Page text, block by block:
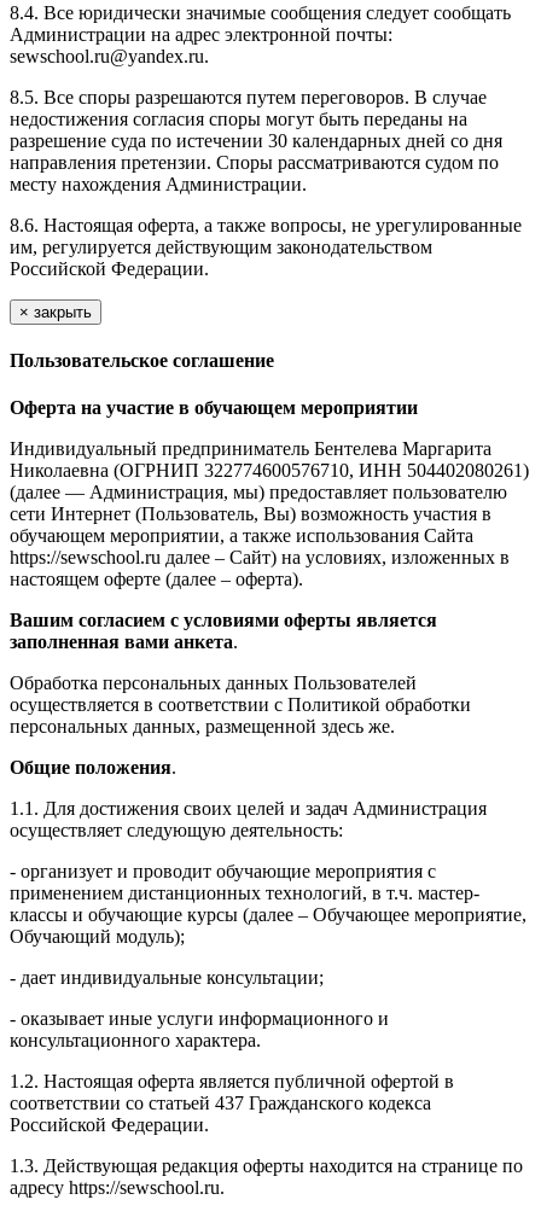
8.4. Все юридически значимые сообщения следует сообщать
Администрации на адрес электронной почты:
sewschool.ru@yandex.ru.
8.5. Все споры разрешаются путем переговоров. В случае
недостижения согласия споры могут быть переданы на
разрешение суда по истечении 30 календарных дней со дня
направления претензии. Споры рассматриваются судом по
месту нахождения Администрации.
8.6. Настоящая оферта, а также вопросы, не урегулированные
им, регулируется действующим законодательством
Российской Федерации.
× закрыть
Пользовательское соглашение
Оферта на участие в обучающем мероприятии
Индивидуальный предприниматель Бентелева Маргарита
Николаевна (ОГРНИП 322774600576710, ИНН 504402080261)
(далее — Администрация, мы) предоставляет пользователю
сети Интернет (Пользователь, Вы) возможность участия в
обучающем мероприятии, а также использования Сайта
https://sewschool.ru далее – Сайт) на условиях, изложенных в
настоящем оферте (далее – оферта).
Вашим согласием с условиями оферты является
заполненная вами анкета.
Обработка персональных данных Пользователей
осуществляется в соответствии с Политикой обработки
персональных данных, размещенной здесь же.
Общие положения.
1.1. Для достижения своих целей и задач Администрация
осуществляет следующую деятельность:
- организует и проводит обучающие мероприятия с
применением дистанционных технологий, в т.ч. мастер-
классы и обучающие курсы (далее – Обучающее мероприятие,
Обучающий модуль);
- дает индивидуальные консультации;
- оказывает иные услуги информационного и
консультационного характера.
1.2. Настоящая оферта является публичной офертой в
соответствии со статьей 437 Гражданского кодекса
Российской Федерации.
1.3. Действующая редакция оферты находится на странице по
адресу https://sewschool.ru.